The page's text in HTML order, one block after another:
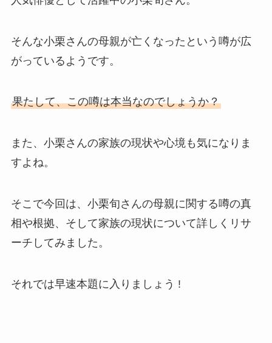
そんな小栗さんの母親が亡くなったという噂が広
がっているようです。
果たして、この噂は本当なのでしょうか？
また、小栗さんの家族の現状や心境も気になりま
すよね。
そこで今回は、小栗旬さんの母親に関する噂の真
相や根拠、そして家族の現状について詳しくリサ
ーチしてみました。
それでは早速本題に入りましょう !